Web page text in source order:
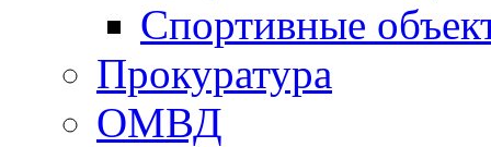
Спортивные
Прокуратура
ОМВД